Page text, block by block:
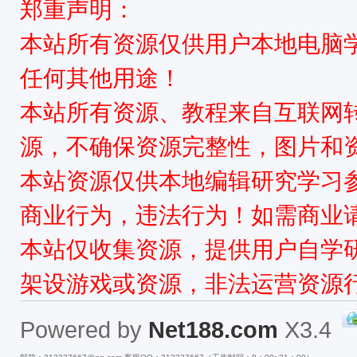
郑重声明：
本站所有资源仅供用户本地电脑
任何其他用途！
本站所有资源、教程来自互联网
源，不确保资源完整性，图片和
本站资源仅供本地编辑研究学习
商业行为，违法行为！如需商业
本站仅收集资源，提供用户自学
架设游戏或资源，非法运营资源
Powered by Net188.com X3.4